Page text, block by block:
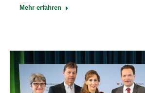
Mehr erfahren